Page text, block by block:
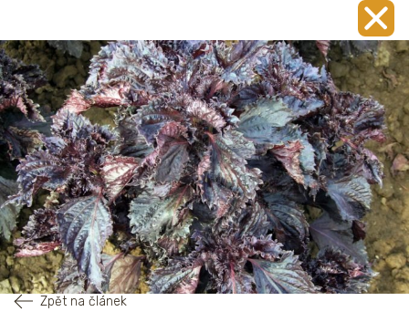
Zpět na článek